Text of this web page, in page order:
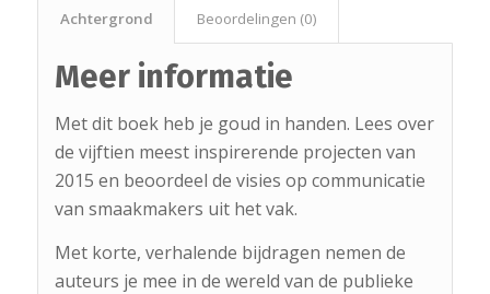
Achtergrond Beoordelingen (0)
Meer informatie
Met dit boek heb je goud in handen. Lees over
de vijftien meest inspirerende projecten van
2015 en beoordeel de visies op communicatie
van smaakmakers uit het vak.
Met korte, verhalende bijdragen nemen de
auteurs je mee in de wereld van de publieke